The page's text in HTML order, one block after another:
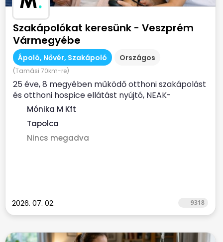
Szakápolókat keresünk - Veszprém
Vármegyébe
Ápoló, Nővér, Szakápoló Országos
(Tamási 70km-re)
25 éve, 8 megyében működő otthoni szakápolást
és otthoni hospice ellátást nyújtó, NEAK-
finanszírozott...
Mónika M Kft
Tapolca
Nincs megadva
2026. 07. 02. 9318